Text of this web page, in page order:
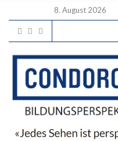
8. August 2026